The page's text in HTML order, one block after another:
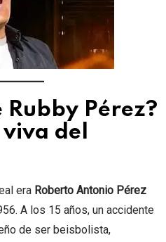
Rubby Pérez?
del
era Roberto Antonio Pérez
A los 15 años, un accidente
de ser beisbolista,